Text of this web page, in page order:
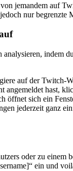
jemandem auf
nur begrenzte
indem
auf der Twitch-
angemeldet hast,
öffnet sich ein
jederzeit ganz
oder zu
ein und